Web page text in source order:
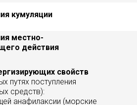
кумуляции
свойств
путях поступления
средств):
анафилаксии (морские
местно-
действия